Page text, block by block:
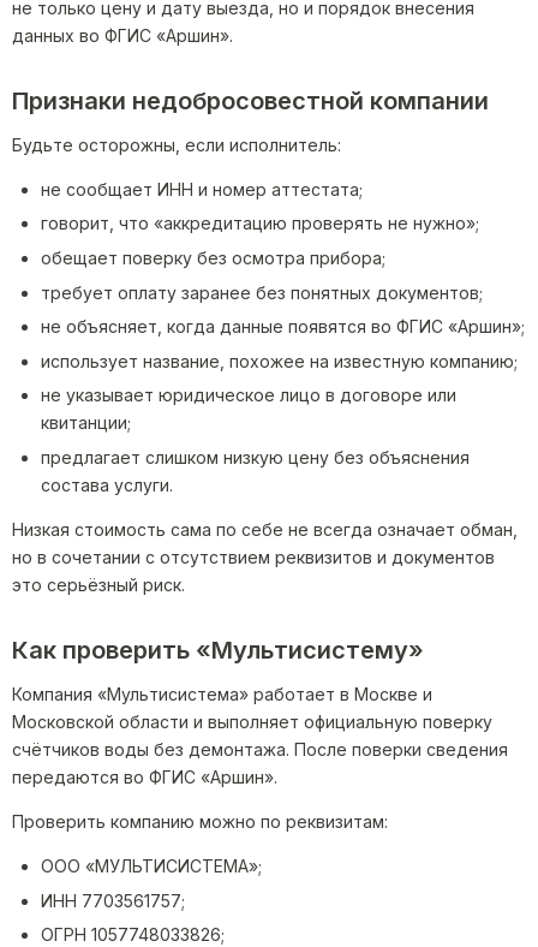
не только цену и дату выезда, но и порядок внесения
данных во ФГИС «Аршин».
Признаки недобросовестной компании
Будьте осторожны, если исполнитель:
не сообщает ИНН и номер аттестата;
говорит, что «аккредитацию проверять не нужно»;
обещает поверку без осмотра прибора;
требует оплату заранее без понятных документов;
не объясняет, когда данные появятся во ФГИС «Аршин»;
использует название, похожее на известную компанию;
не указывает юридическое лицо в договоре или
квитанции;
предлагает слишком низкую цену без объяснения
состава услуги.
Низкая стоимость сама по себе не всегда означает обман,
но в сочетании с отсутствием реквизитов и документов
это серьёзный риск.
Как проверить «Мультисистему»
Компания «Мультисистема» работает в Москве и
Московской области и выполняет официальную поверку
счётчиков воды без демонтажа. После поверки сведения
передаются во ФГИС «Аршин».
Проверить компанию можно по реквизитам:
ООО «МУЛЬТИСИСТЕМА»;
ИНН 7703561757;
ОГРН 1057748033826;